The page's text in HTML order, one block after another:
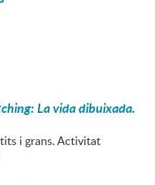
La vida dibuixada.
i grans. Activitat